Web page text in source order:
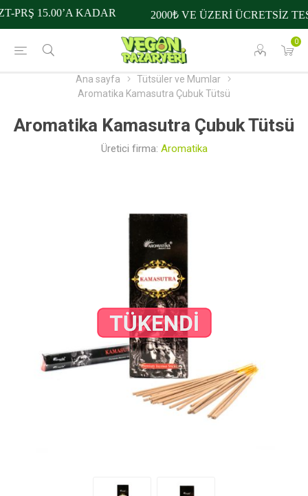
0
15.00’A KADAR 2000₺ VE ÜZERİ ÜCRETSİZ
Ana sayfa
Tütsüler ve Mumlar
Aromatika Kamasutra Çubuk Tütsü
Aromatika Kamasutra Çubuk Tütsü
Üretici firma: Aromatika